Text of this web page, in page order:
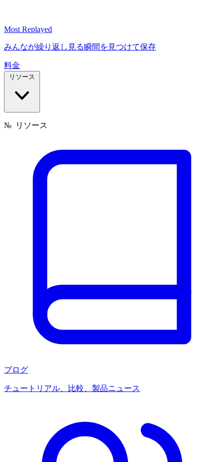
Most Replayed
みんなが繰り返し見る瞬間を見つけて保存
料金
リソース
№ リソース
ブログ
チュートリアル、比較、製品ニュース